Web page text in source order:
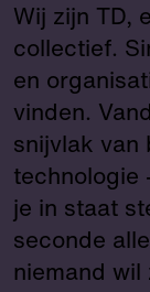
Wij zijn TD,
collectief.
en
vinden.
snijvlak van
technologie
je in staat
seconde
niemand wil